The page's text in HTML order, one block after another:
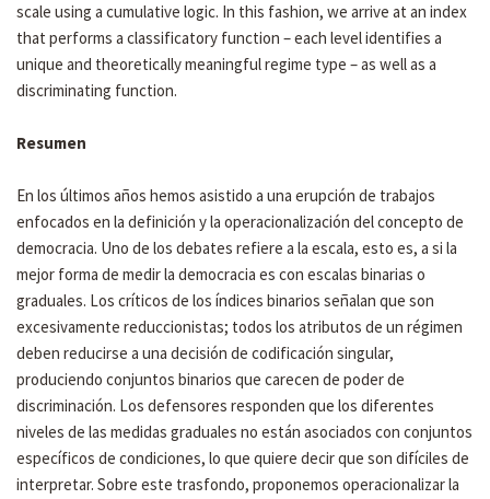
scale using a cumulative logic. In this fashion, we arrive at an index
that performs a classificatory function – each level identifies a
unique and theoretically meaningful regime type – as well as a
discriminating function.
Resumen
En los últimos años hemos asistido a una erupción de trabajos
enfocados en la definición y la operacionalización del concepto de
democracia. Uno de los debates refiere a la escala, esto es, a si la
mejor forma de medir la democracia es con escalas binarias o
graduales. Los críticos de los índices binarios señalan que son
excesivamente reduccionistas; todos los atributos de un régimen
deben reducirse a una decisión de codificación singular,
produciendo conjuntos binarios que carecen de poder de
discriminación. Los defensores responden que los diferentes
niveles de las medidas graduales no están asociados con conjuntos
específicos de condiciones, lo que quiere decir que son difíciles de
interpretar. Sobre este trasfondo, proponemos operacionalizar la